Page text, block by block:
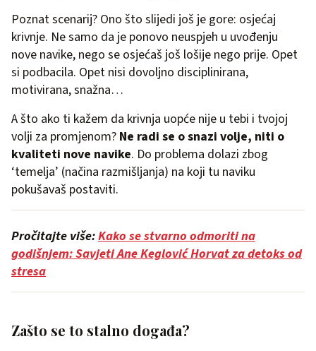
Poznat scenarij? Ono što slijedi još je gore: osjećaj
krivnje. Ne samo da je ponovo neuspjeh u uvođenju
nove navike, nego se osjećaš još lošije nego prije. Opet
si podbacila. Opet nisi dovoljno disciplinirana,
motivirana, snažna…
A što ako ti kažem da krivnja uopće nije u tebi i tvojoj
volji za promjenom? Ne radi se o snazi volje, niti o
kvaliteti nove navike. Do problema dolazi zbog
‘temelja’ (načina razmišljanja) na koji tu naviku
pokušavaš postaviti.
Pročitajte više:Kako se stvarno odmoriti na
godišnjem: Savjeti Ane Keglović Horvat za detoks od
stresa
Zašto se to stalno događa?